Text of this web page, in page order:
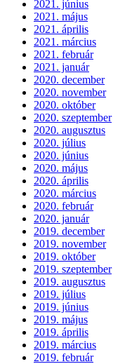
2021. június
2021. május
2021. április
2021. március
2021. február
2021. január
2020. december
2020. november
2020. október
2020. szeptember
2020. augusztus
2020. július
2020. június
2020. május
2020. április
2020. március
2020. február
2020. január
2019. december
2019. november
2019. október
2019. szeptember
2019. augusztus
2019. július
2019. június
2019. május
2019. április
2019. március
2019. február